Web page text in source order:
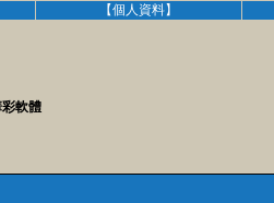
【個人資料】
軟體